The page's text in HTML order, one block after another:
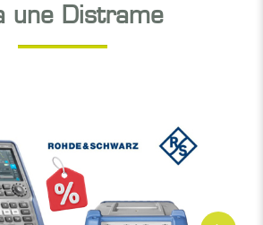
une Distrame